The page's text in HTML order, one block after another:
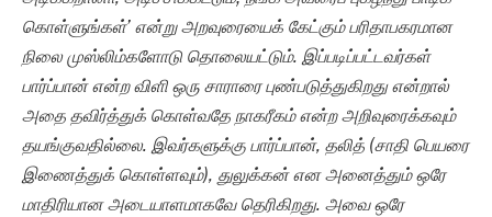
கொள்ளுங்கள்’ என்று அறவுரையைக் கேட்கும் பரிதாபகரமான
நிலை முஸ்லிம்களோடு தொலையட்டும். இப்படிப்பட்டவர்கள்
பார்ப்பான் என்ற விளி ஒரு சாராரை புண்படுத்துகிறது என்றால்
அதை தவிர்த்துக் கொள்வதே நாகரீகம் என்ற அறிவுரைக்கவும்
தயங்குவதில்லை. இவர்களுக்கு பார்ப்பான், தலித் (சாதி பெயரை
இணைத்துக் கொள்ளவும்), துலுக்கன் என அனைத்தும் ஒரே
மாதிரியான அடையாளமாகவே தெரிகிறது. அவை ஒரே